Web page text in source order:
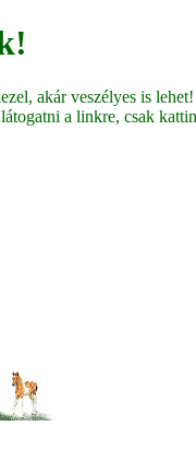
akár veszélyes is lehet!
a linkre, csak